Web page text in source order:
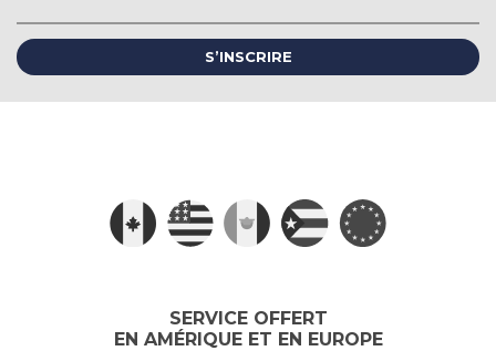
SERVICE OFFERT
EN AMÉRIQUE ET EN EUROPE